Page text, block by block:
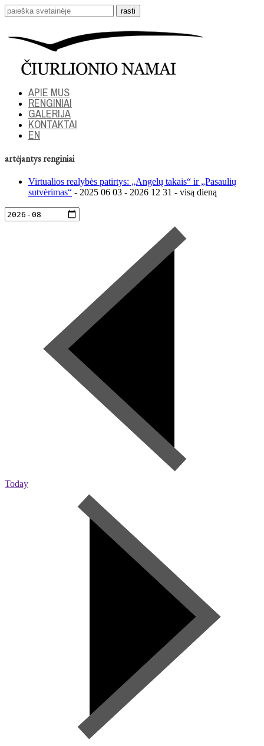
APIE MUS
RENGINIAI
GALERIJA
KONTAKTAI
EN
artėjantys renginiai
Virtualios realybės patirtys: „Angelų takais“ ir „Pasaulių
sutvėrimas“ - 2025 06 03 - 2026 12 31 - visą dieną
Today